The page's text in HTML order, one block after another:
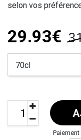
selon vos
29.93€